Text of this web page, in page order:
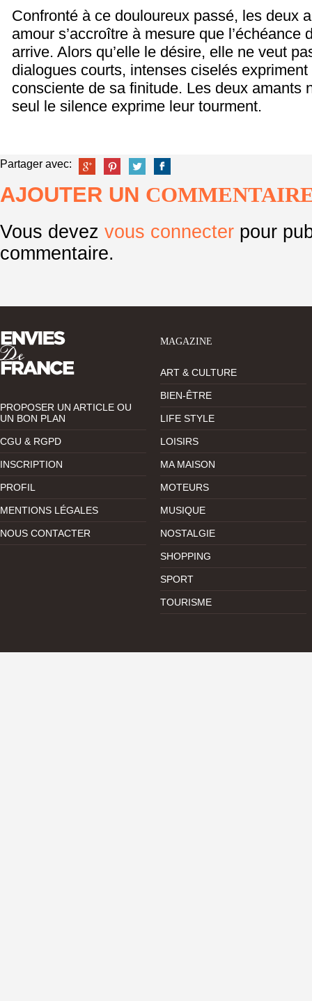
Confronté à ce douloureux passé, les deux
amour s’accroître à mesure que l’échéance
arrive. Alors qu’elle le désire, elle ne veut
dialogues courts, intenses ciselés
consciente de sa finitude. Les deux amants
seul le silence exprime leur tourment.
Partager avec:
AJOUTER UN
Vous devez vous connecter pour
commentaire.
PROPOSER UN ARTICLE OU
UN BON PLAN
CGU & RGPD
INSCRIPTION
PROFIL
MENTIONS LÉGALES
NOUS CONTACTER
MAGAZINE
ART & CULTURE
BIEN-ÊTRE
LIFE STYLE
LOISIRS
MA MAISON
MOTEURS
MUSIQUE
NOSTALGIE
SHOPPING
SPORT
TOURISME